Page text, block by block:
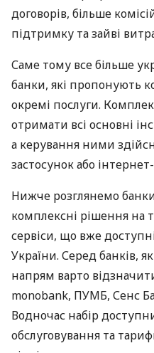
договорів, більше
підтримку та зайві
Саме тому все більше
банки, які пропонують
окремі послуги.
отримати всі основні
а керування ними
застосунок або
Нижче розглянемо
комплексні рішення на
сервіси, що вже
України. Серед банків,
напрям варто
monobank, ПУМБ, Сенс
Водночас набір
обслуговування та